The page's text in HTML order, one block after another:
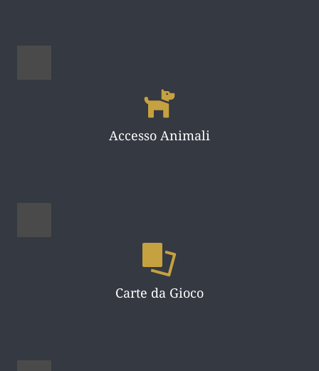
Accesso Animali
Carte da Gioco